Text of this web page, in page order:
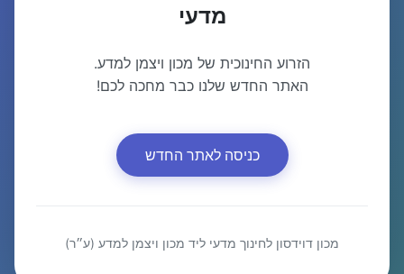
מדעי
הזרוע החינוכית של מכון ויצמן למדע.
האתר החדש שלנו כבר מחכה לכם!
כניסה לאתר החדש
מכון דוידסון לחינוך מדעי ליד מכון ויצמן למדע (ע״ר)